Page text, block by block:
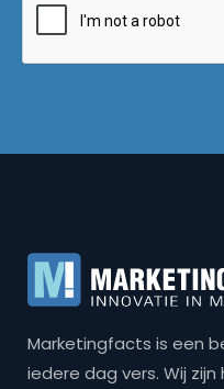
Marketingfacts is een
iedere dag vers. Wij